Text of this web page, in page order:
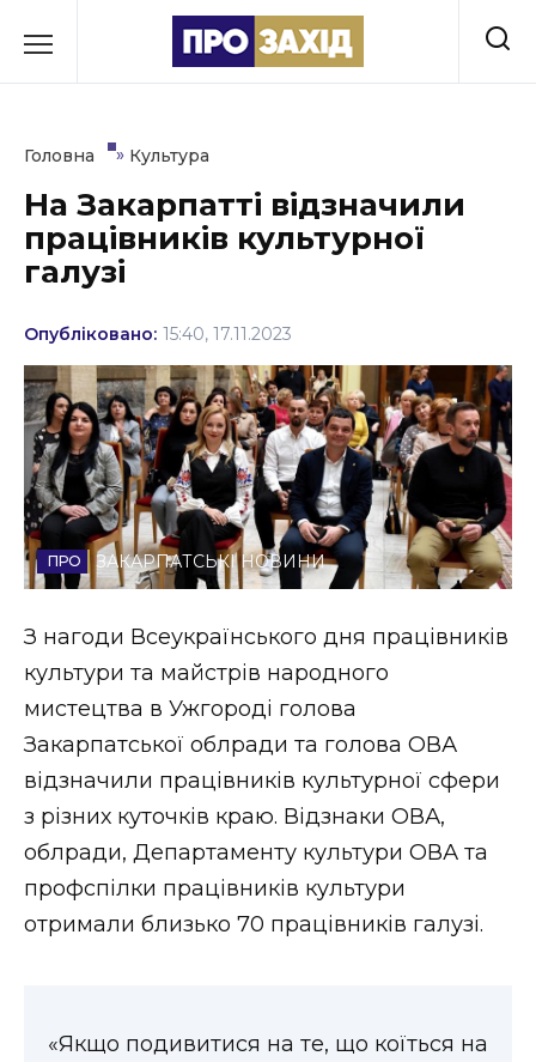
до
Культура
Освіта
Події
Політика
Соціум
Спорт
Стиль життя
Втрачений Ужгород (відеоверсія)
ЗАКАРПАТСЬКІ НОВИНИ
НОВИНИ ЗАХІДНОЇ УКРАЇНИ
Головна » Культура
На Закарпатті відзначили
працівників культурної
галузі
Опубліковано: 15:40, 17.11.2023
ЗАКАРПАТСЬКІ НОВИНИ
З нагоди Всеукраїнського дня працівників
культури та майстрів народного
мистецтва в Ужгороді голова
Закарпатської облради та голова ОВА
відзначили працівників культурної сфери
з різних куточків краю. Відзнаки ОВА,
облради, Департаменту культури ОВА та
профспілки працівників культури
отримали близько 70 працівників галузі.
«Якщо подивитися на те, що коїться на